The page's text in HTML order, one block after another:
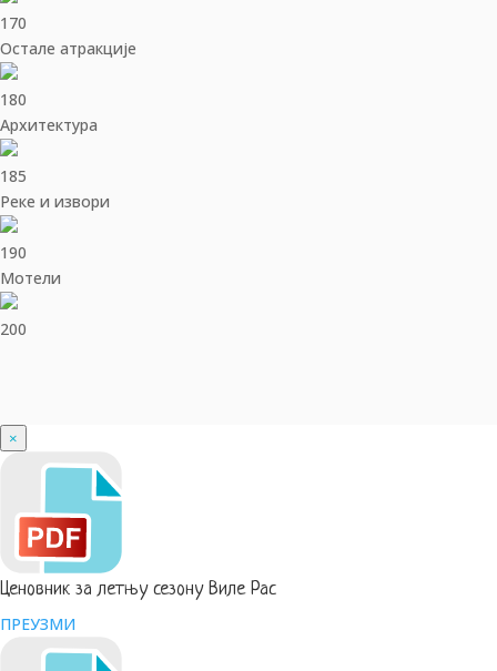
170
Остале атракције
180
Архитектура
185
Реке и извори
190
Мотели
200
×
Ценовник за летњу сезону Виле Рас
ПРЕУЗМИ